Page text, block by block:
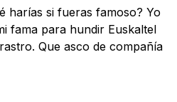
harías si fueras famoso? Yo
fama para hundir Euskaltel
Que asco de compañía